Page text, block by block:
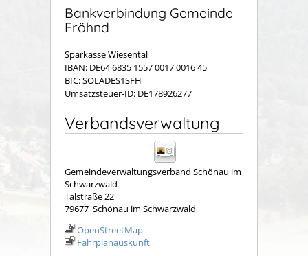
Bankverbindung Gemeinde
Fröhnd
Sparkasse Wiesental
IBAN: DE64 6835 1557 0017 0016 45
BIC: SOLADES1SFH
Umsatzsteuer-ID: DE178926277
Verbandsverwaltung
Gemeindeverwaltungsverband Schönau im
Schwarzwald
Talstraße 22
79677 Schönau im Schwarzwald
OpenStreetMap
Fahrplanauskunft